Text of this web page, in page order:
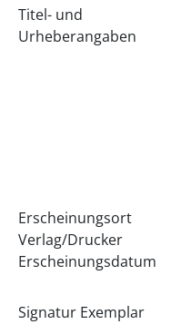
Titel- und
Urheberangaben
Erscheinungsort
Verlag/Drucker
Erscheinungsdatum
Signatur Exemplar